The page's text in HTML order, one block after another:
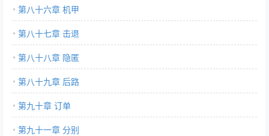
第八十六章 机甲
第八十七章 击退
第八十八章 隐匿
第八十九章 后路
第九十章 订单
第九十一章 分别